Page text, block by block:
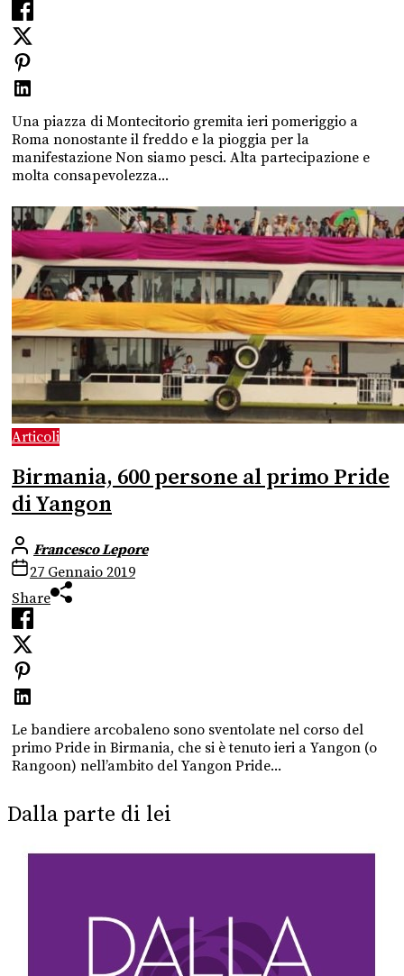
Una piazza di Montecitorio gremita ieri pomeriggio a
Roma nonostante il freddo e la pioggia per la
manifestazione Non siamo pesci. Alta partecipazione e
molta consapevolezza...
Articoli
Birmania, 600 persone al primo Pride
di Yangon
Francesco Lepore
27 Gennaio 2019
Share
Le bandiere arcobaleno sono sventolate nel corso del
primo Pride in Birmania, che si è tenuto ieri a Yangon (o
Rangoon) nell’ambito del Yangon Pride...
Dalla parte di lei